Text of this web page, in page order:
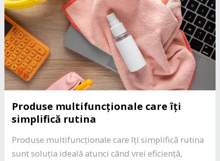
Produse multifuncționale care îți
simplifică rutina
Produse multifuncționale care îți simplifică rutina
sunt soluția ideală atunci când vrei eficiență,